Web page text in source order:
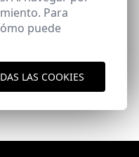
Para
puede
LAS COOKIES